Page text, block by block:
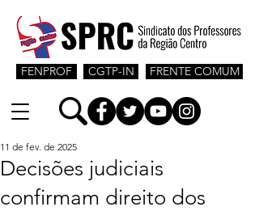
CGTP-IN
FENPROF FRENTE COMUM
Decisões judiciais
confirmam direito dos
11 de fev. de 2025